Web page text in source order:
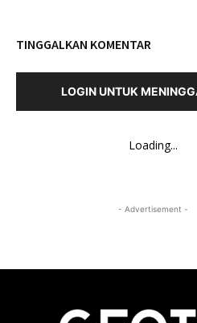
TINGGALKAN KOMENTAR
LOGIN UNTUK
Loading...
- Advertisement -